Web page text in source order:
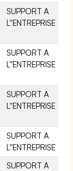
SUPPORT A
L''ENTREPRISE
SUPPORT A
L''ENTREPRISE
SUPPORT A
L''ENTREPRISE
SUPPORT A
L''ENTREPRISE
SUPPORT A